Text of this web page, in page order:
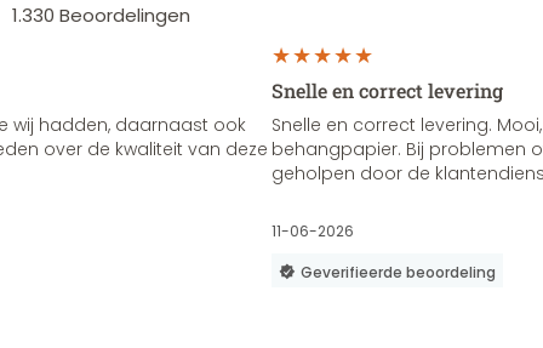
1.330 Beoordelingen
wij hadden, daarnaast ook
over de kwaliteit van deze
Snelle en correct levering
Snelle en correct levering.
behangpapier. Bij problemen
geholpen door de
11-06-2026
Geverifieerde beoordeling